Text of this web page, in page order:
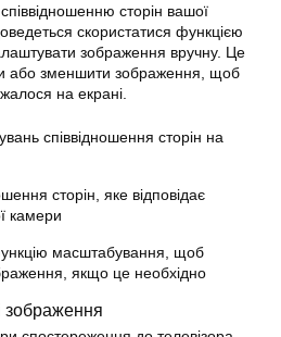
співвідношенню сторін вашої
скористатися функцією
зображення вручну. Це
або зменшити зображення, щоб
на екрані.
співвідношення сторін на
сторін, яке відповідає
камери
масштабування, щоб
якщо це необхідно
зображення